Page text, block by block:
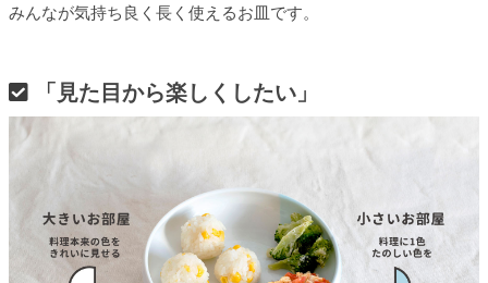
みんなが気持ち良く長く使えるお皿です。
「見た目から楽しくしたい」